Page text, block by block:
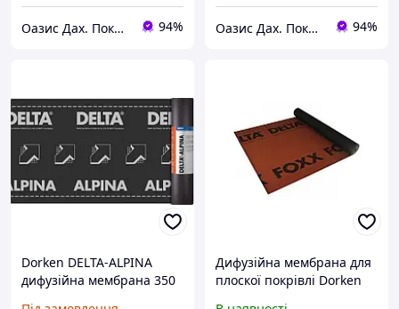
Оазис Дах. Покрівля з міді, титан-цинку, алюмінію, кераміки. 94% Оазис Дах. Покрівля з міді, титан-цинку, алюмінію, кераміки. 94%
Dorken DELTA-ALPINA
дифузійна мембрана 350
Дифузійна мембрана для
плоскої покрівлі Dorken